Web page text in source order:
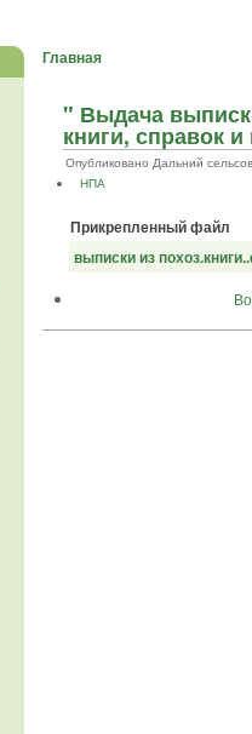
Главная
" Выдача
книги, справок
Опубликовано Дальний
НПА
Прикрепленный файл
выписки из